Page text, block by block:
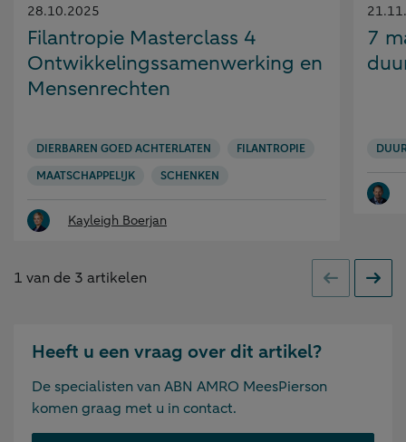
Gepubliceerd
op:
28.10.2025
Filantropie Masterclass 4
Ontwikkelingssamenwerking en
Mensenrechten
DIERBAREN GOED ACHTERLATEN
FILANTROPIE
MAATSCHAPPELIJK
SCHENKEN
Kayleigh Boerjan
op:
7
1 van de 3 artikelen Vorige
Heeft u een vraag over dit artikel?
De specialisten van ABN AMRO MeesPierson
komen graag met u in contact.